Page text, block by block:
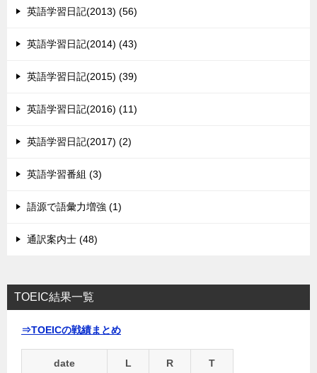
英語学習日記(2013) (56)
英語学習日記(2014) (43)
英語学習日記(2015) (39)
英語学習日記(2016) (11)
英語学習日記(2017) (2)
英語学習番組 (3)
語源で語彙力増強 (1)
通訳案内士 (48)
TOEIC結果一覧
⇒TOEICの戦績まとめ
date L R T